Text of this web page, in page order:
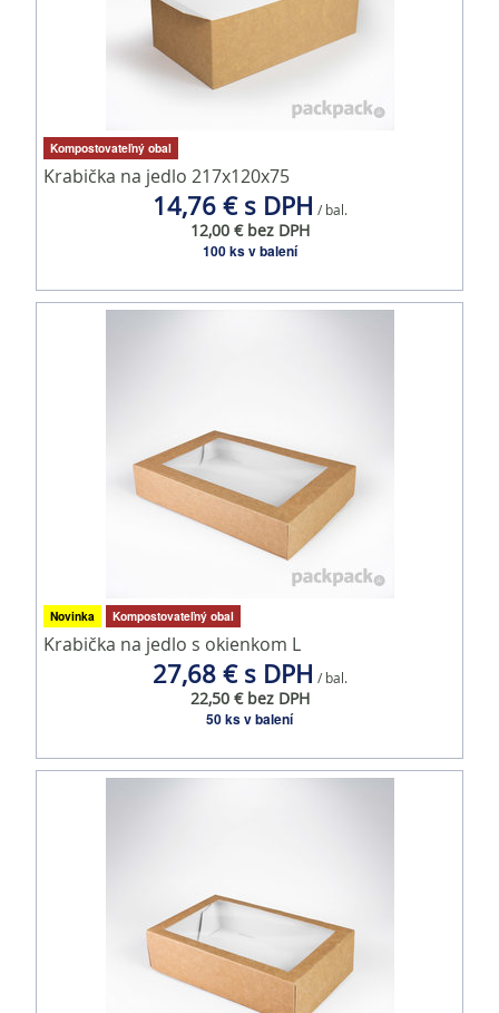
Kompostovateľný obal
Krabička na jedlo 217x120x75
14,76 € s DPH / bal.
12,00 € bez DPH
100 ks v balení
Novinka Kompostovateľný obal
Krabička na jedlo s okienkom L
27,68 € s DPH / bal.
22,50 € bez DPH
50 ks v balení